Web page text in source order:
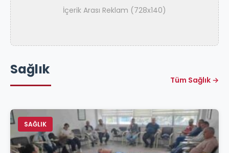
İçerik Arası Reklam (728x140)
Sağlık
Tüm Sağlık →
SAĞLIK